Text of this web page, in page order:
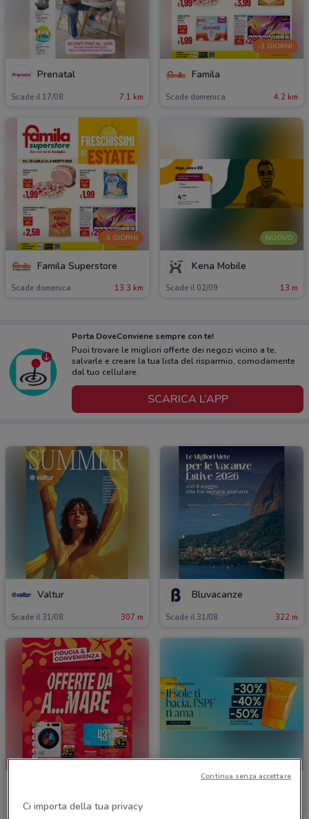
Prenatal
Scade il 17/08 7.1 km
-3 GIORNI
Famila
Scade domenica 4.2 km
-3 GIORNI
Famila Superstore
Scade domenica 13.3 km
NUOVO
Kena Mobile
Scade il 02/09 13 m
Porta DoveConviene sempre con te!
Puoi trovare le migliori offerte dei negozi vicino a te,
salvarle e creare la tua lista del risparmio, comodamente
dal tuo cellulare.
SCARICA L’APP
Valtur
Scade il 31/08 307 m
Bluvacanze
Scade il 31/08 322 m
Scade il 15/08 561 m
Ci importa della tua privacy
Continua senza accettare